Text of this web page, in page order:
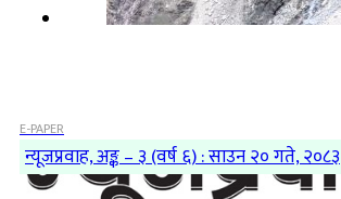
E-PAPER
न्यूजप्रवाह, अङ्क – ३ (वर्ष ६) : साउन २० गते, २०८३